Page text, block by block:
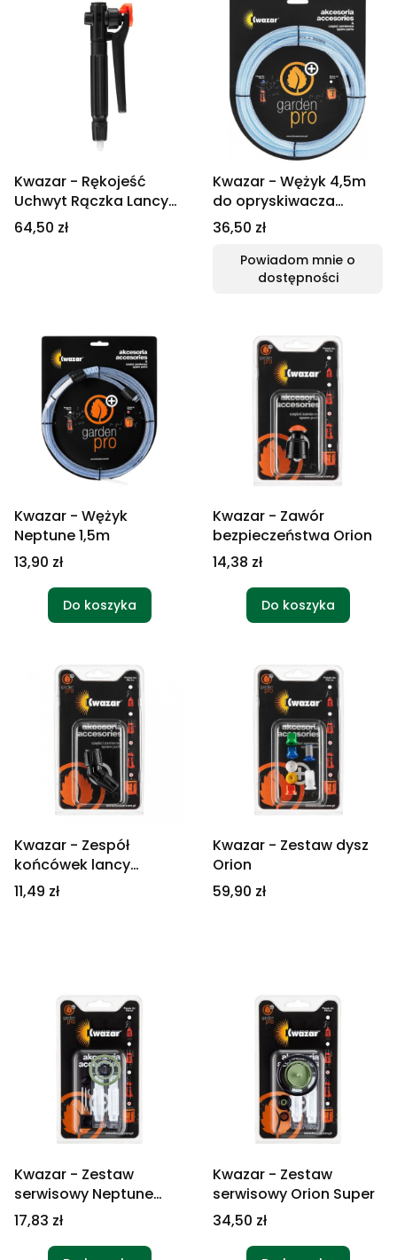
Kwazar - Rękojeść
Uchwyt Rączka Lancy
Opryskiwacza Orion
Cena
64,50 zł
Kwazar - Wężyk 4,5m
do opryskiwacza
Garden Pro Orion
Cena
36,50 zł
Powiadom mnie o
dostępności
Kwazar - Wężyk
Neptune 1,5m
Cena
13,90 zł
Do koszyka
Kwazar - Zawór
bezpieczeństwa Orion
Cena
14,38 zł
Do koszyka
Kwazar - Zespół
końcówek lancy
Garden Pro
Cena
11,49 zł
Kwazar - Zestaw dysz
Orion
Cena
59,90 zł
Kwazar - Zestaw
serwisowy Neptune
Super
Cena
17,83 zł
Kwazar - Zestaw
serwisowy Orion Super
Cena
34,50 zł